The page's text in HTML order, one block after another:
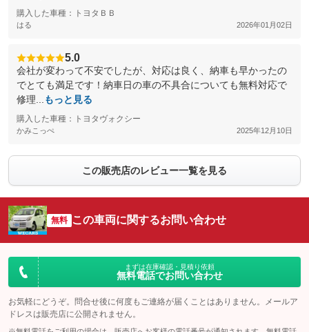
購入した車種：トヨタＢＢ
はる 2026年01月02日
5.0
会社が変わって不安でしたが、対応は良く、納車も早かったの
でとても満足です！納車日の車の不具合についても無料対応で
修理...
もっと見る
購入した車種：トヨタヴォクシー
かみこっぺ 2025年12月10日
この販売店のレビュー一覧を見る
無料 この車両に関するお問い合わせ
まずは在庫確認・見積り依頼
無料電話でお問い合わせ
お気軽にどうぞ。問合せ後に何度もご連絡が届くことはありません。メールア
ドレスは販売店に公開されません。